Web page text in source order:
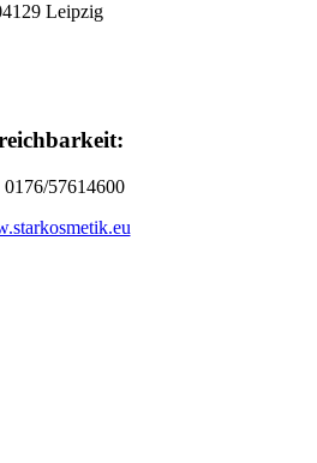
Leipzig
0176/57614600